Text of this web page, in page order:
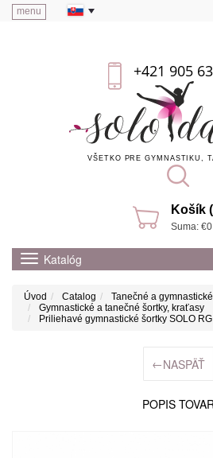
menu
+421 905
VŠETKO PRE GYMNASTIKU,
Košík
Suma: €0
Katalóg
Úvod Catalog
Tanečné a
Gymnastické a tanečné šortky, kraťasy
Priliehavé gymnastické šortky SOLO
←NASPÄŤ
POPIS